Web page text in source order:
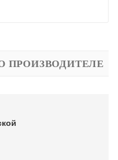
ПРОИЗВОДИТЕЛЕ